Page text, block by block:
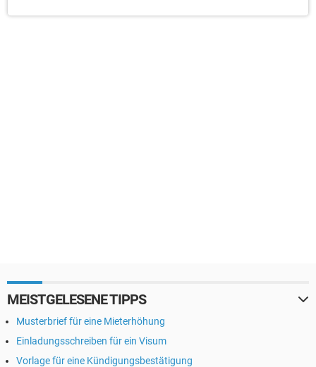
MEISTGELESENE TIPPS
Musterbrief für eine Mieterhöhung
Einladungsschreiben für ein Visum
Vorlage für eine Kündigungsbestätigung